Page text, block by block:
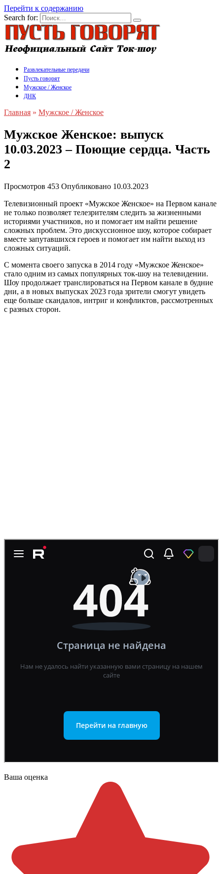
Перейти к содержанию
Search for:
Развлекательные передачи
Пусть говорят
Мужское / Женское
ДНК
Главная » Мужское / Женское
Мужское Женское: выпуск
10.03.2023 – Поющие сердца. Часть
2
Просмотров 453 Опубликовано 10.03.2023
Телевизионный проект «Мужское Женское» на Первом канале
не только позволяет телезрителям следить за жизненными
историями участников, но и помогает им найти решение
сложных проблем. Это дискуссионное шоу, которое собирает
вместе запутавшихся героев и помогает им найти выход из
сложных ситуаций.
С момента своего запуска в 2014 году «Мужское Женское»
стало одним из самых популярных ток-шоу на телевидении.
Шоу продолжает транслироваться на Первом канале в будние
дни, а в новых выпусках 2023 года зрители смогут увидеть
еще больше скандалов, интриг и конфликтов, рассмотренных
с разных сторон.
Ваша оценка